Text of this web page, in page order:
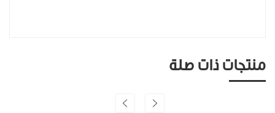
منتجات ذات صلة